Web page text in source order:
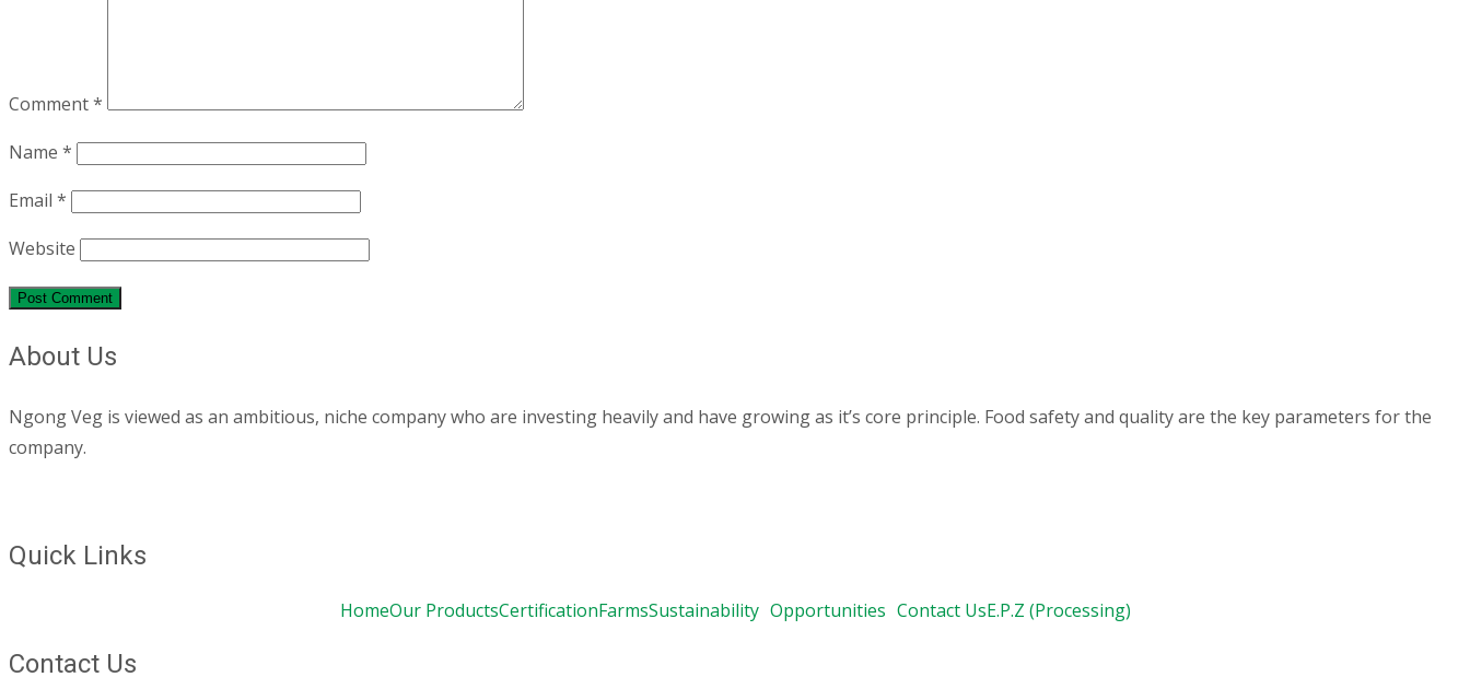
Comment*
Name *
Email *
Website
About Us
Ngong Veg is viewed as an ambitious, niche company who are investing heavily and have growing as it’s core principle. Food safety and quality are the key parameters for the
company.
Quick Links
HomeOur ProductsCertificationFarmsSustainability Opportunities Contact UsE.P.Z (Processing)
Contact Us